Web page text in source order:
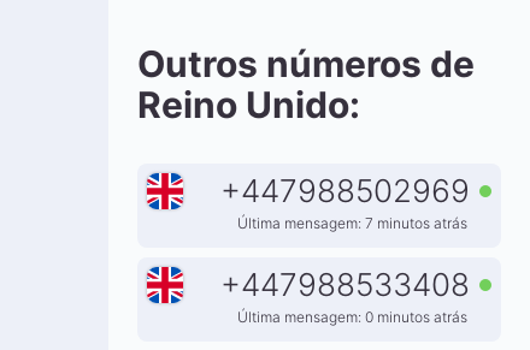
Outros números de
Reino Unido:
+447988502969
Última mensagem: 7 minutos atrás
+447988533408
Última mensagem: 0 minutos atrás